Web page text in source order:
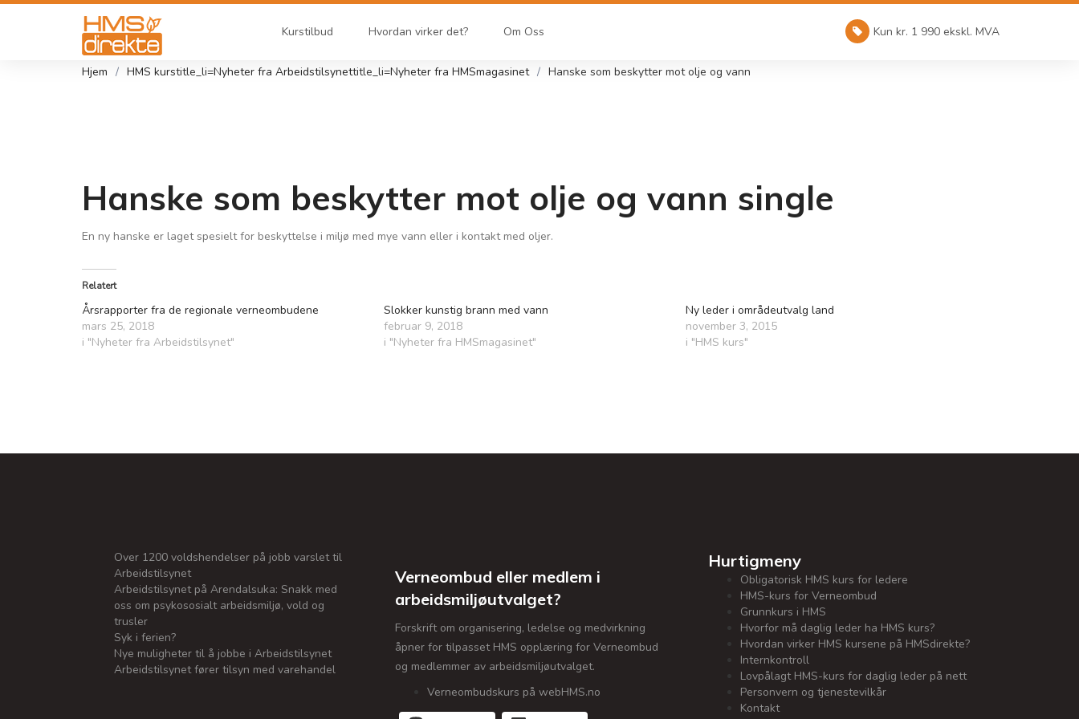
Kurstilbud Hvordan virker det? Om Oss Kun kr. 1 990 ekskl. MVA
Hjem HMS kurstitle_li=Nyheter fra Arbeidstilsynettitle_li=Nyheter fra HMSmagasinet Hanske som beskytter mot olje og vann
Hanske som beskytter mot olje og vann single
En ny hanske er laget spesielt for beskyttelse i miljø med mye vann eller i kontakt med oljer.
Relatert
Årsrapporter fra de regionale verneombudene
mars 25, 2018
i "Nyheter fra Arbeidstilsynet"
Slokker kunstig brann med vann
februar 9, 2018
i "Nyheter fra HMSmagasinet"
Ny leder i områdeutvalg land
november 3, 2015
i "HMS kurs"
Over 1200 voldshendelser på jobb varslet til
Arbeidstilsynet
Arbeidstilsynet på Arendalsuka: Snakk med
oss om psykososialt arbeidsmiljø, vold og
trusler
Syk i ferien?
Nye muligheter til å jobbe i Arbeidstilsynet
Arbeidstilsynet fører tilsyn med varehandel
Verneombud eller medlem i
arbeidsmiljøutvalget?
Forskrift om organisering, ledelse og medvirkning
åpner for tilpasset HMS opplæring for Verneombud
og medlemmer av arbeidsmiljøutvalget.
Verneombudskurs på webHMS.no
Hurtigmeny
Obligatorisk HMS kurs for ledere
HMS-kurs for Verneombud
Grunnkurs i HMS
Hvorfor må daglig leder ha HMS kurs?
Hvordan virker HMS kursene på HMSdirekte?
Internkontroll
Lovpålagt HMS-kurs for daglig leder på nett
Personvern og tjenestevilkår
Kontakt